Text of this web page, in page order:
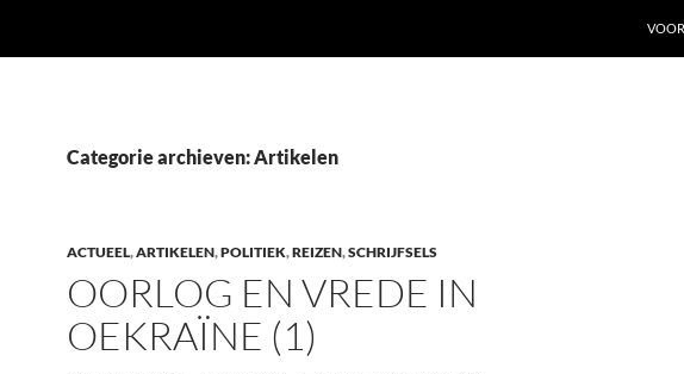
Categorie archieven: Artikelen
ACTUEEL,ARTIKELEN,POLITIEK,REIZEN,SCHRIJFSELS
OORLOG EN VREDE IN
OEKRAÏNE (1)